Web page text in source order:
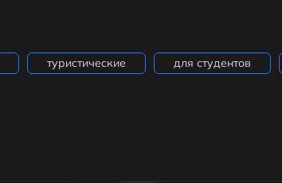
туристические для студентов